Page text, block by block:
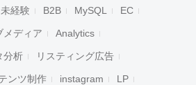
未経験 B2B MySQL EC
メディア Analytics
分析 リスティング広告
ンツ制作 instagram LP